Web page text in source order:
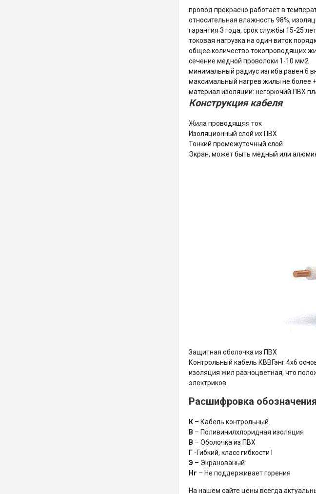
провод прекрасно работает в
относительная влажность 98%,
гарантия 3 года, срок службы 15-25
токовая нагрузка на один виток
общее количество токопроводящих
сечение медной проволоки 1-10 мм2
минимальный радиус изгиба равен 6
максимальный нагрев жилы не более
материал изоляции: негорючий ПВХ
Конструкция кабеля
Жила проводящяя ток
Изоляционный слой их ПВХ
Тонкий промежуточный слой
Экран, может быть медный или
Защитная оболочка из ПВХ
Контрольный кабель КВВГэнг 4х6
изоляция жил разноцветная, что
электриков.
Расшифровка
К – Кабель контрольный.
В – Поливинилхлоридная изоляция
В – Оболочка из ПВХ
Г -Гибкий, класс гибкости I
Э – Экранованый
Нг – Не поддерживает горения
На нашем сайте цены всегда